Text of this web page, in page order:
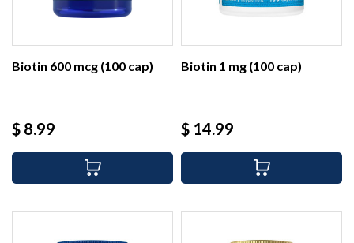
Biotin 600 mcg (100 cap)
Precio
$ 8.99
Biotin 1 mg (100 cap)
Precio
$ 14.99